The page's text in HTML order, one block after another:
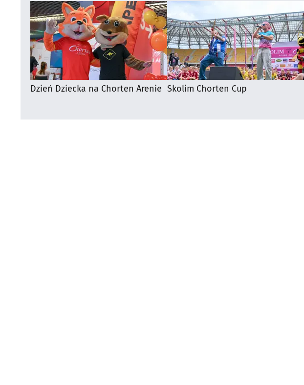
Dzień Dziecka na Chorten Arenie Skolim Chorten Cup